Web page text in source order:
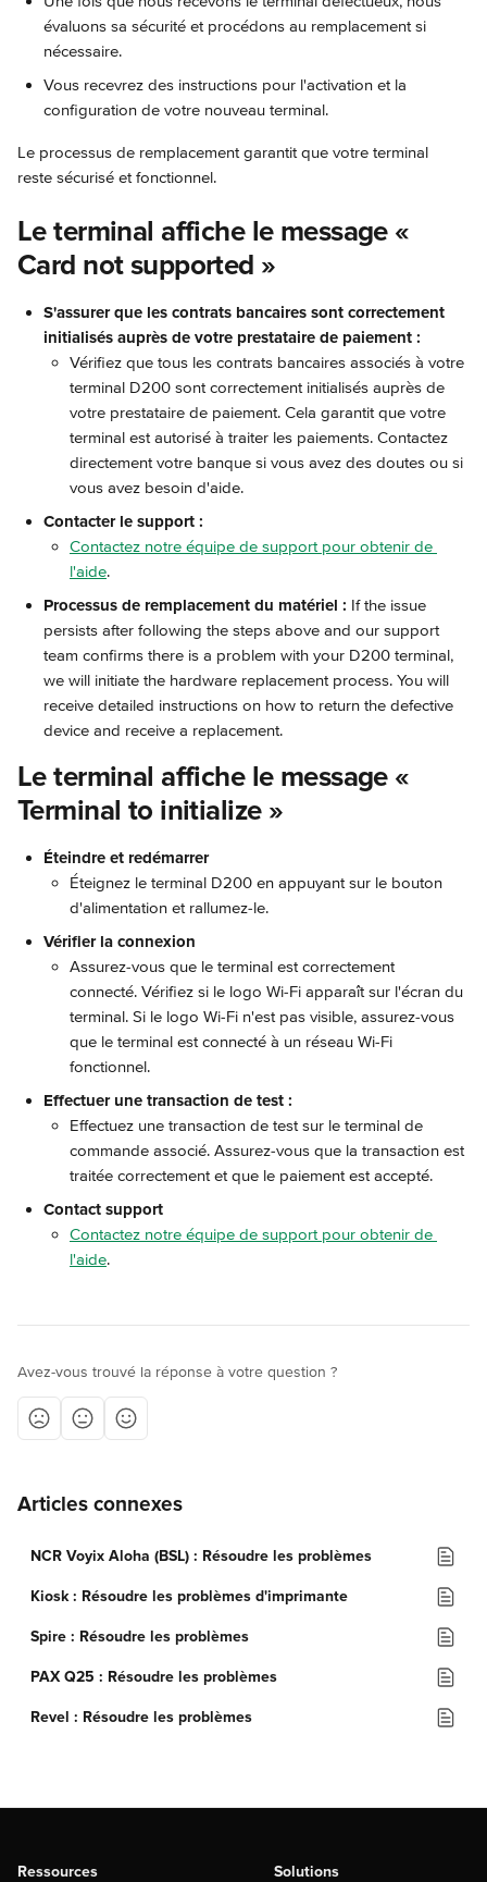
évaluons sa sécurité et procédons au remplacement si
nécessaire.
Vous recevrez des instructions pour l'activation et la
configuration de votre nouveau terminal.
Le processus de remplacement garantit que votre terminal
reste sécurisé et fonctionnel.
Le terminal affiche le message «
Card not supported »
S'assurer que les contrats bancaires sont correctement
initialisés auprès de votre prestataire de paiement :
Vérifiez que tous les contrats bancaires associés à votre
terminal D200 sont correctement initialisés auprès de
votre prestataire de paiement. Cela garantit que votre
terminal est autorisé à traiter les paiements. Contactez
directement votre banque si vous avez des doutes ou si
vous avez besoin d'aide.
Contacter le support :
Contactez notre équipe de support pour obtenir de
l'aide.
Processus de remplacement du matériel : If the issue
persists after following the steps above and our support
team confirms there is a problem with your D200 terminal,
we will initiate the hardware replacement process. You will
receive detailed instructions on how to return the defective
device and receive a replacement.
Le terminal affiche le message «
Terminal to initialize »
Éteindre et redémarrer
Éteignez le terminal D200 en appuyant sur le bouton
d'alimentation et rallumez-le.
Vérifier la connexion
Assurez-vous que le terminal est correctement
connecté. Vérifiez si le logo Wi-Fi apparaît sur l'écran du
terminal. Si le logo Wi-Fi n'est pas visible, assurez-vous
que le terminal est connecté à un réseau Wi-Fi
fonctionnel.
Effectuer une transaction de test :
Effectuez une transaction de test sur le terminal de
commande associé. Assurez-vous que la transaction est
traitée correctement et que le paiement est accepté.
Contact support
Contactez notre équipe de support pour obtenir de
l'aide.
Avez-vous trouvé la réponse à votre question ?
Articles connexes
NCR Voyix Aloha (BSL) : Résoudre les problèmes
Kiosk : Résoudre les problèmes d'imprimante
Spire : Résoudre les problèmes
PAX Q25 : Résoudre les problèmes
Revel : Résoudre les problèmes
Ressources Solutions